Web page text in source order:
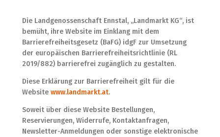
Die Landgenossenschaft Ennstal, „Landmarkt KG“, ist
bemüht, ihre Website im Einklang mit dem
Barrierefreiheitsgesetz (BaFG) idgF zur Umsetzung
der europäischen Barrierefreiheitsrichtlinie (RL
2019/882) barrierefrei zugänglich zu gestalten.
Diese Erklärung zur Barrierefreiheit gilt für die
Website www.landmarkt.at.
Soweit über diese Website Bestellungen,
Reservierungen, Widerrufe, Kontaktanfragen,
Newsletter-Anmeldungen oder sonstige elektronische